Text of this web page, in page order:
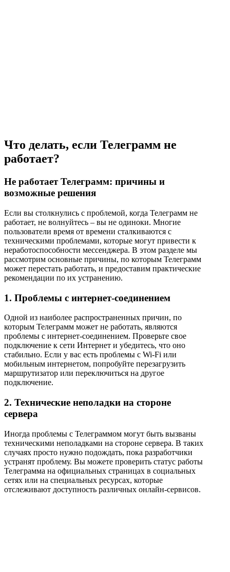
Что делать, если Телеграмм не
работает?
Не работает Телеграмм: причины и
возможные решения
Если вы столкнулись с проблемой, когда Телеграмм не
работает, не волнуйтесь – вы не одиноки. Многие
пользователи время от времени сталкиваются с
техническими проблемами, которые могут привести к
неработоспособности мессенджера. В этом разделе мы
рассмотрим основные причины, по которым Телеграмм
может перестать работать, и предоставим практические
рекомендации по их устранению.
1. Проблемы с интернет-соединением
Одной из наиболее распространенных причин, по
которым Телеграмм может не работать, являются
проблемы с интернет-соединением. Проверьте свое
подключение к сети Интернет и убедитесь, что оно
стабильно. Если у вас есть проблемы с Wi-Fi или
мобильным интернетом, попробуйте перезагрузить
маршрутизатор или переключиться на другое
подключение.
2. Технические неполадки на стороне
сервера
Иногда проблемы с Телеграммом могут быть вызваны
техническими неполадками на стороне сервера. В таких
случаях просто нужно подождать, пока разработчики
устранят проблему. Вы можете проверить статус работы
Телеграмма на официальных страницах в социальных
сетях или на специальных ресурсах, которые
отслеживают доступность различных онлайн-сервисов.